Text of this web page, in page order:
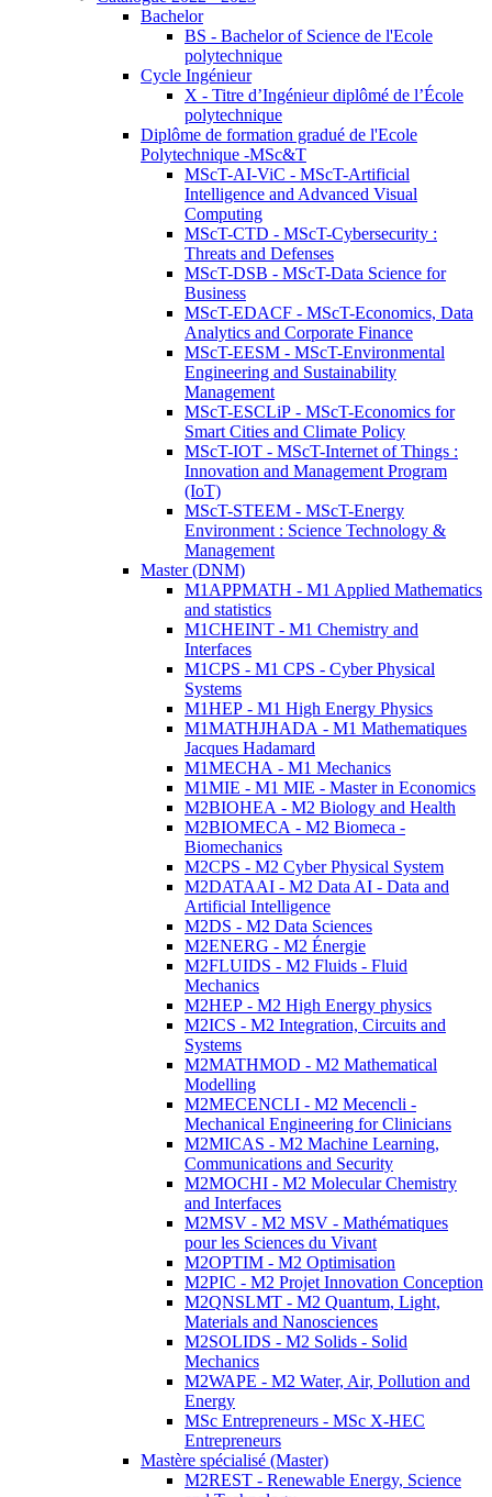
Bachelor
BS - Bachelor of Science de l'Ecole
polytechnique
Cycle Ingénieur
X - Titre d’Ingénieur diplômé de l’École
polytechnique
Diplôme de formation gradué de l'Ecole
Polytechnique -MSc&T
MScT-AI-ViC - MScT-Artificial
Intelligence and Advanced Visual
Computing
MScT-CTD - MScT-Cybersecurity :
Threats and Defenses
MScT-DSB - MScT-Data Science for
Business
MScT-EDACF - MScT-Economics, Data
Analytics and Corporate Finance
MScT-EESM - MScT-Environmental
Engineering and Sustainability
Management
MScT-ESCLiP - MScT-Economics for
Smart Cities and Climate Policy
MScT-IOT - MScT-Internet of Things :
Innovation and Management Program
(IoT)
MScT-STEEM - MScT-Energy
Environment : Science Technology &
Management
Master (DNM)
M1APPMATH - M1 Applied Mathematics
and statistics
M1CHEINT - M1 Chemistry and
Interfaces
M1CPS - M1 CPS - Cyber Physical
Systems
M1HEP - M1 High Energy Physics
M1MATHJHADA - M1 Mathematiques
Jacques Hadamard
M1MECHA - M1 Mechanics
M1MIE - M1 MIE - Master in Economics
M2BIOHEA - M2 Biology and Health
M2BIOMECA - M2 Biomeca -
Biomechanics
M2CPS - M2 Cyber Physical System
M2DATAAI - M2 Data AI - Data and
Artificial Intelligence
M2DS - M2 Data Sciences
M2ENERG - M2 Énergie
M2FLUIDS - M2 Fluids - Fluid
Mechanics
M2HEP - M2 High Energy physics
M2ICS - M2 Integration, Circuits and
Systems
M2MATHMOD - M2 Mathematical
Modelling
M2MECENCLI - M2 Mecencli -
Mechanical Engineering for Clinicians
M2MICAS - M2 Machine Learning,
Communications and Security
M2MOCHI - M2 Molecular Chemistry
and Interfaces
M2MSV - M2 MSV - Mathématiques
pour les Sciences du Vivant
M2OPTIM - M2 Optimisation
M2PIC - M2 Projet Innovation Conception
M2QNSLMT - M2 Quantum, Light,
Materials and Nanosciences
M2SOLIDS - M2 Solids - Solid
Mechanics
M2WAPE - M2 Water, Air, Pollution and
Energy
MSc Entrepreneurs - MSc X-HEC
Entrepreneurs
Mastère spécialisé (Master)
M2REST - Renewable Energy, Science